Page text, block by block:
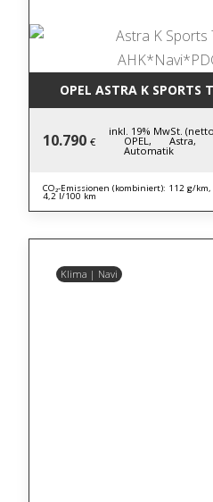
OPEL ASTRA K
10.790 €
inkl. 19% MwSt.
OPEL, Astra,
Automatik
CO₂-Emissionen (kombiniert): 112 g/
4,2 l/100 km
Klima | Navi